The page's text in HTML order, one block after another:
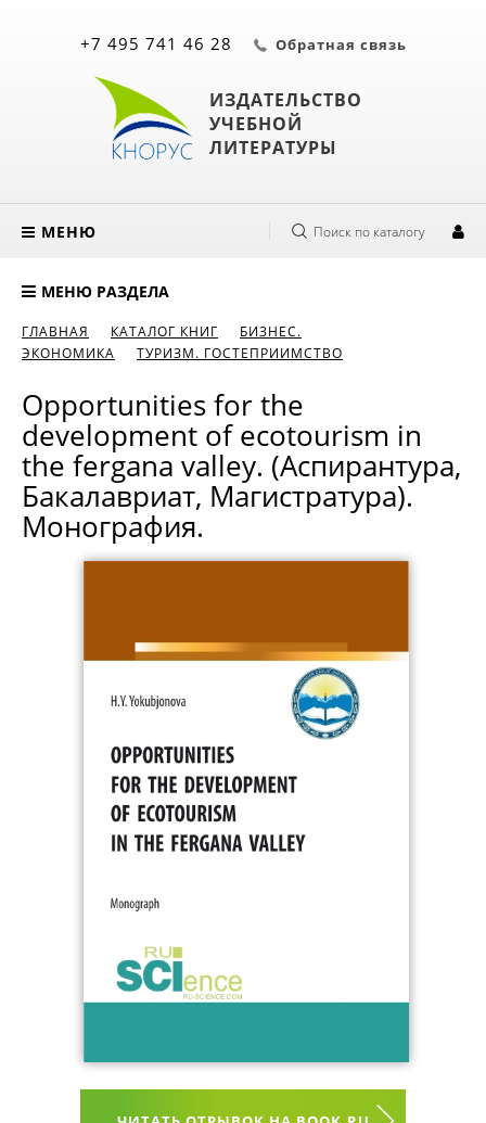
ИЗДАТЕЛЬСТВО
УЧЕБНОЙ
ЛИТЕРАТУРЫ
+7 495 741 46 28 Обратная связь
МЕНЮ Поиск по каталогу
МЕНЮ РАЗДЕЛА
ГЛАВНАЯ КАТАЛОГ КНИГ
БИЗНЕС.
ЭКОНОМИКА
ТУРИЗМ. ГОСТЕПРИИМСТВО
Opportunities for the
development of ecotourism in
the fergana valley. (Аспирантура,
Бакалавриат, Магистратура).
Монография.